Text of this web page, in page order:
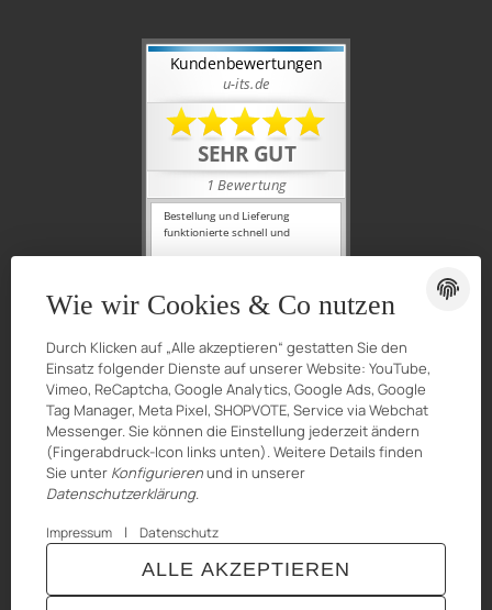
* Alle Preise inkl. gesetzlicher USt., zzgl.Versand
Wie wir Cookies & Co nutzen
Durch Klicken auf „Alle akzeptieren“ gestatten Sie den
Einsatz folgender Dienste auf unserer Website: YouTube,
Vimeo, ReCaptcha, Google Analytics, Google Ads, Google
Tag Manager, Meta Pixel, SHOPVOTE, Service via Webchat
Messenger. Sie können die Einstellung jederzeit ändern
(Fingerabdruck-Icon links unten). Weitere Details finden
Sie unter Konfigurierenund in unserer
Datenschutzerklärung.
Impressum | Datenschutz
ALLE AKZEPTIEREN